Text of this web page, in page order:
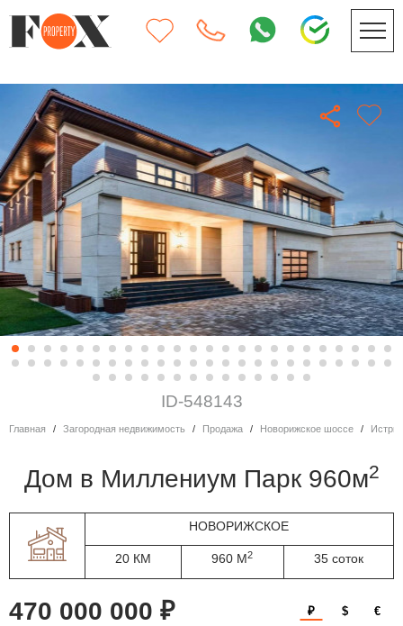
ID-548143
Главная Загородная недвижимость Продажа Новорижское шоссе
дом в Миллениум Парк 960м2
НОВОРИЖСКОЕ
20 КМ 960 М2 35 соток
470 000 000 ₽ ₽ $ €